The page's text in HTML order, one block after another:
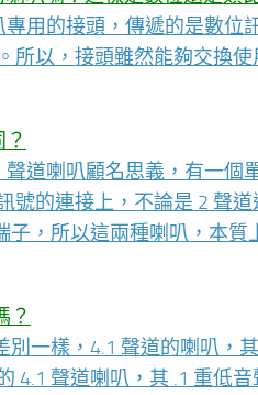
專用的接頭，傳遞的是數位
所以，接頭雖然能夠交換
道喇叭顧名思義，有一
的連接上，不論是 2 聲
，所以這兩種喇叭，本質
？
別一樣，4.1 聲道的喇叭，
4.1 聲道喇叭，其 .1 重低